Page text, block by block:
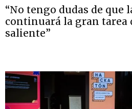
“No tengo dudas de que
continuará la gran tarea
saliente”